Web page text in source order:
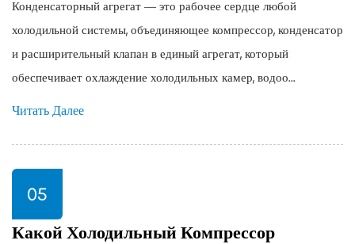
Конденсаторный агрегат — это рабочее сердце любой
холодильной системы, объединяющее компрессор, конденсатор
и расширительный клапан в единый агрегат, который
обеспечивает охлаждение холодильных камер, водоо...
Читать Далее
05
Какой Холодильный Компрессор